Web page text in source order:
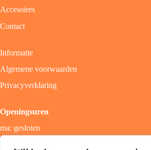
Accesoires
Contact
Informatie
Algemene voorwaarden
Privacyverklaring
Openingsuren
ma: gesloten